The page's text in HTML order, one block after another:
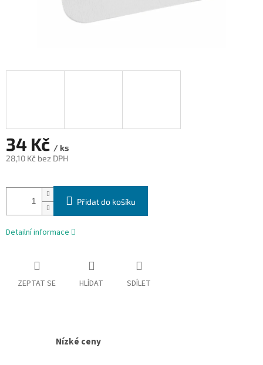
34 Kč / ks
28,10 Kč bez DPH
cena:
Přidat do košíku
Detailní informace
ZEPTAT SE HLÍDAT SDÍLET
Nízké ceny